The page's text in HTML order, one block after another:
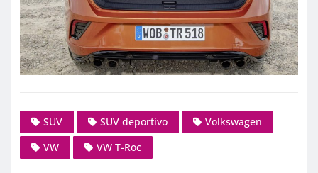
SUV SUV deportivo
Volkswagen
VW
VW T-Roc